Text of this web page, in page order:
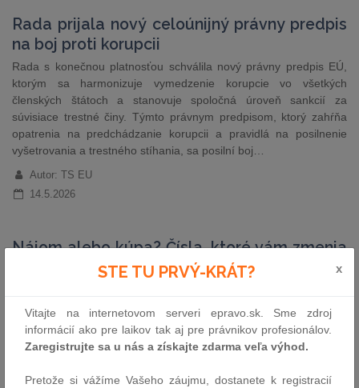
Rada prijala nový celoúnijný právny predpis
na boj proti korupcii
Rada s konečnou platnosťou schválila nový právny predpis EÚ,
ktorým sa harmonizuje vymedzenie korupcie vo všetkých
členských štátoch a stanovuje spoločná úroveň sankcií za
súvisiace trestné činy. Týmto právnym predpisom, ktorý zahŕňa
opatrenia na predchádzanie korupcii a pravidlá na posilnenie
vyšetrovania a trestného stíhania, sa posilní boj…
Autor: TS EU
14.5.2026
Nájom alebo kúpa? Čísla, ktoré vám zmenia
však bývanie vo vlastnom naozaj automaticky racionálna voľba?
Alebo je to skôr kultúrne nastavenie, ktoré si ekonomicky
neprepočítavame? Na prednáške Petra Vargu o nehnuteľnostiach
sme sa na túto otázku pozreli bez emócií, cez čísla, likviditu,
daňové dopady a širší kontext…
STE TU PRVÝ-KRÁT? x
Vitajte na internetovom serveri epravo.sk. Sme zdroj
informácií ako pre laikov tak aj pre právnikov profesionálov.
Zaregistrujte sa u nás a získajte zdarma veľa výhod.
Pretože si vážíme Vašeho záujmu, dostanete k registracií